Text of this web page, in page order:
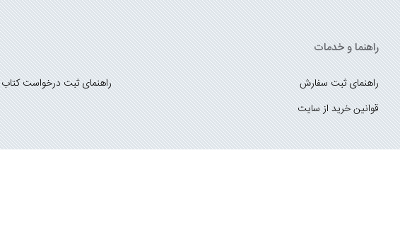
راهنما و خدمات
راهنمای ثبت سفارش
راهنمای ثبت درخواست کتاب
قوانین خرید از سایت
_